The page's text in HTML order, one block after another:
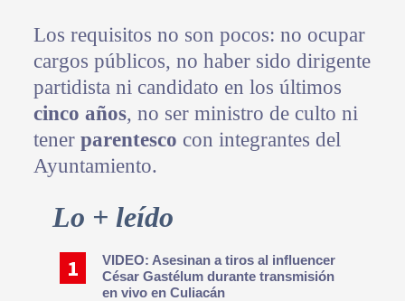
Los requisitos no son pocos: no ocupar
cargos públicos, no haber sido dirigente
partidista ni candidato en los últimos
cinco años, no ser ministro de culto ni
tener parentesco con integrantes del
Ayuntamiento.
Primary
Sidebar
Lo + leído
VIDEO: Asesinan a tiros al influencer
César Gastélum durante transmisión
en vivo en Culiacán